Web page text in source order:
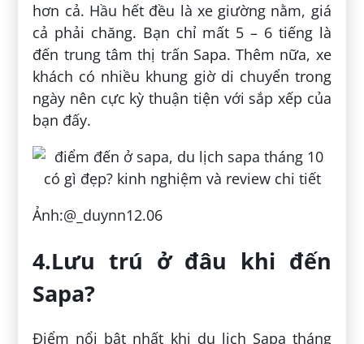
hơn cả. Hầu hết đều là xe giường nằm, giá
cả phải chăng. Bạn chỉ mất 5 – 6 tiếng là
đến trung tâm thị trấn Sapa. Thêm nữa, xe
khách có nhiều khung giờ di chuyển trong
ngày nên cực kỳ thuận tiện với sắp xếp của
bạn đấy.
Ảnh:@_duynn12.06
4.Lưu trú ở đâu khi đến
Sapa?
Điểm nổi bật nhất khi du lịch Sapa tháng